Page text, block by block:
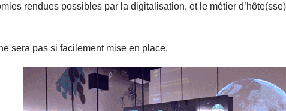
rendues possibles par la digitalisation, et le métier
sera pas si facilement mise en place.